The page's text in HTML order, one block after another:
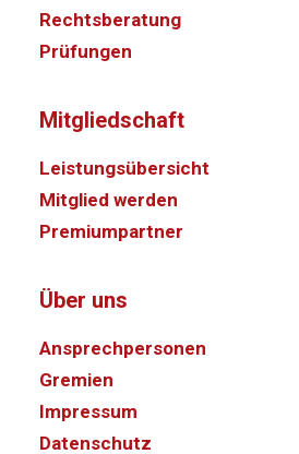
Rechtsberatung
Prüfungen
Mitgliedschaft
Leistungsübersicht
Mitglied werden
Premiumpartner
Über uns
Ansprechpersonen
Gremien
Impressum
Datenschutz